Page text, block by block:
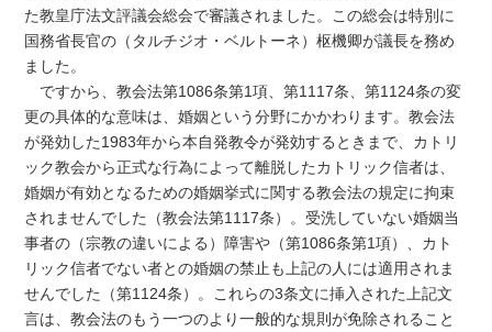
た教皇庁法文評議会総会で審議されました。この総会は特別に
国務省長官の（タルチジオ・ベルトーネ）枢機卿が議長を務め
ました。
ですから、教会法第1086条第1項、第1117条、第1124条の変
更の具体的な意味は、婚姻という分野にかかわります。教会法
が発効した1983年から本自発教令が発効するときまで、カトリ
ック教会から正式な行為によって離脱したカトリック信者は、
婚姻が有効となるための婚姻挙式に関する教会法の規定に拘束
されませんでした（教会法第1117条）。受洗していない婚姻当
事者の（宗教の違いによる）障害や（第1086条第1項）、カト
リック信者でない者との婚姻の禁止も上記の人には適用されま
せんでした（第1124条）。これらの3条文に挿入された上記文
言は、教会法のもう一つのより一般的な規則が免除されること